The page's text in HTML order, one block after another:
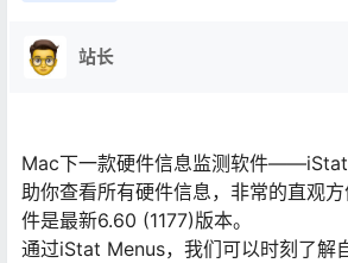
站长
Mac下一款硬件信息监测软件
助你查看所有硬件信息，非常的直观
件是最新6.60 (1177)版本。
通过iStat Menus，我们可以时刻了解